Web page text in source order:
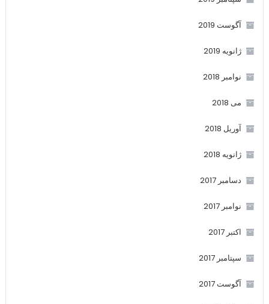
آگوست 2019
ژانویه 2019
نوامبر 2018
می 2018
آوریل 2018
ژانویه 2018
دسامبر 2017
نوامبر 2017
اکتبر 2017
سپتامبر 2017
آگوست 2017